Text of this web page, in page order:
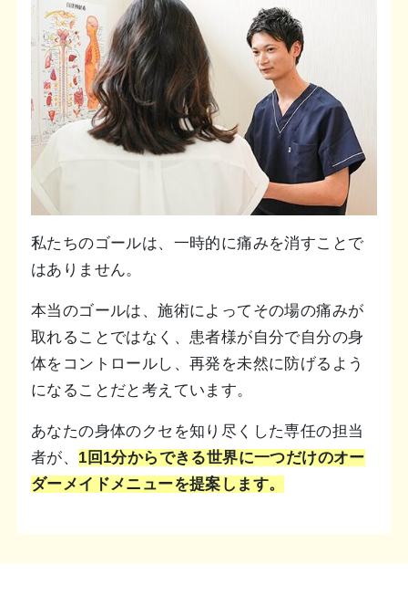
私たちのゴールは、一時的に痛みを消すことで
はありません。
本当のゴールは、施術によってその場の痛みが
取れることではなく、患者様が自分で自分の身
体をコントロールし、再発を未然に防げるよう
になることだと考えています。
あなたの身体のクセを知り尽くした専任の担当
者が、 1回1分からできる世界に一つだけのオー
ダーメイドメニューを提案します。